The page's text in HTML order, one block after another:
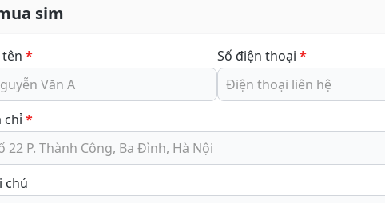
sim
* Số điện thoại *
chỉ*
chú